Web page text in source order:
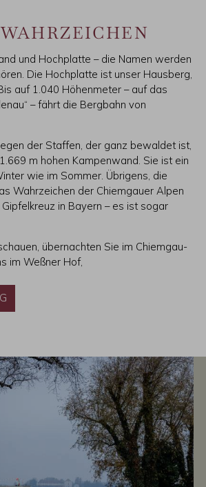
und Hochplatte – die Namen werden
Die Hochplatte ist unser Hausberg,
auf 1.040 Höhenmeter – auf das
– fährt die Bergbahn von
der Staffen, der ganz bewaldet ist,
m hohen Kampenwand. Sie ist ein
wie im Sommer. Übrigens, die
Wahrzeichen der Chiemgauer Alpen
in Bayern – es ist sogar
übernachten Sie im Chiemgau-
im Weßner Hof,